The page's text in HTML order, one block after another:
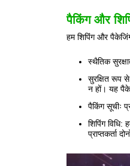
पैकिंग और
हम शिपिंग और
स्थैतिक
सुरक्षित रूप
न हों। यह
पैकिंग सूचीः
शिपिंग
प्राप्तकर्ता